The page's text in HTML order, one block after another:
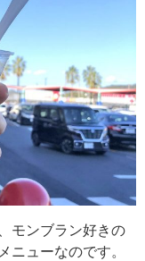
モンブラン好きの
ニューなのです。